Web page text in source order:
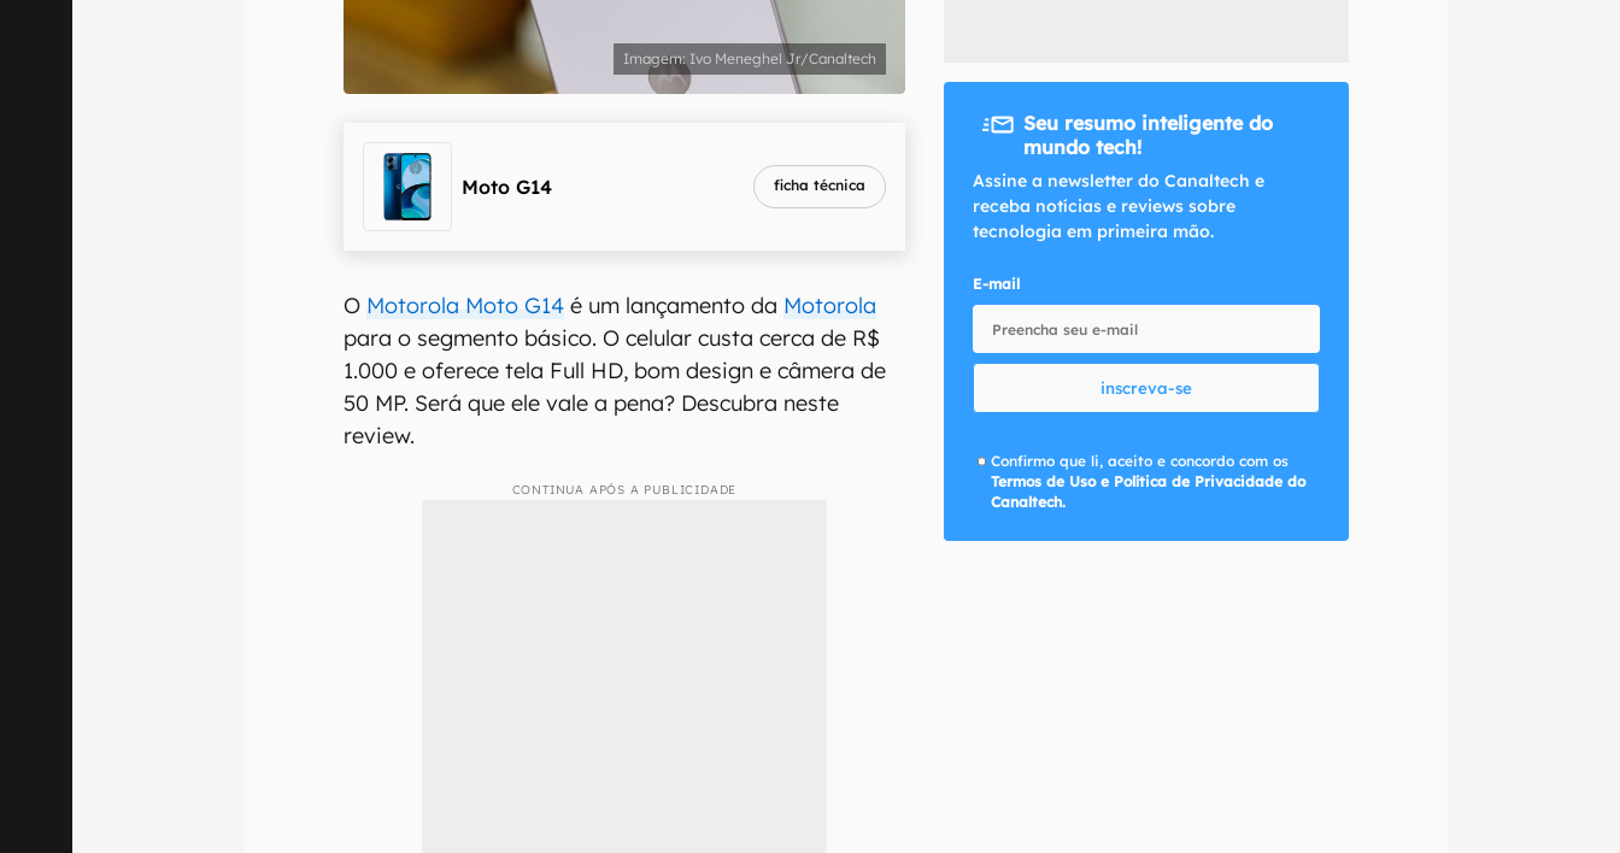
Ivo Meneghel Jr/Canaltech
Moto G14 ficha técnica
O Motorola Moto G14 é um lançamento da Motorola
para o segmento básico. O celular custa cerca de R$
1.000 e oferece tela Full HD, bom design e câmera de
50 MP. Será que ele vale a pena? Descubra neste
review.
CONTINUA APÓS A PUBLICIDADE
Seu resumo inteligente do
mundo tech!
Assine a newsletter do Canaltech e
receba notícias e reviews sobre
tecnologia em primeira mão.
E-mail
inscreva-se
Confirmo que li, aceito e concordo com os
Termos de Uso e Política de Privacidade do
Canaltech.